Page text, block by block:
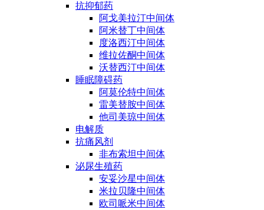
抗抑郁药
阿戈美拉汀中间体
阿米替丁中间体
度洛西汀中间体
维拉佐酮中间体
沃替西汀中间体
睡眠障碍药
阿莫伦特中间体
雷美替胺中间体
他司美琼中间体
电解质
抗痛风剂
非布索坦中间体
泌尿生殖药
安妥沙星中间体
米拉贝隆中间体
欧司哌米中间体